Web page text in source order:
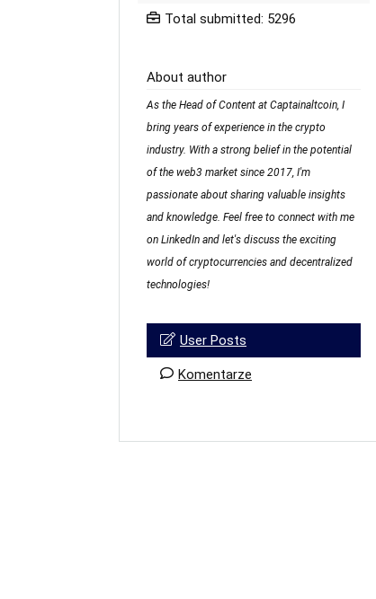
Total submitted: 5296
About author
As the Head of Content at Captainaltcoin, I
bring years of experience in the crypto
industry. With a strong belief in the potential
of the web3 market since 2017, I'm
passionate about sharing valuable insights
and knowledge. Feel free to connect with me
on LinkedIn and let's discuss the exciting
world of cryptocurrencies and decentralized
technologies!
User Posts
Komentarze